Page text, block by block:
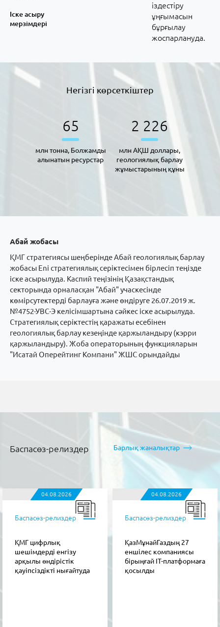
Іске асыру
мерзімдері
іздестіру
ұңғымасын
бұрғылау
жоспарлануда.
Негізгі көрсеткіштер
65
млн тонна, Болжамды
алынатын ресурстар
2 229
млн АҚШ доллары,
геологиялық барлау
жұмыстарының құны
Абай жобасы
ҚМГ стратегиясы шеңберінде Абай геологиялық барлау
жобасы Eni стратегиялық серіктесімен бірлесіп теңізде
іске асырылуда. Каспий теңізінің Қазақстандық
секторында орналасқан "Абай" учаскесінде
көмірсутектерді барлауға және өндіруге 26.07.2019 ж.
№4752-УВС-Э келісімшартына сәйкес іске асырылуда.
Стратегиялық серіктестің қаражаты есебінен
геологиялық барлау кезеңінде қаржыландыру (кэрри
қаржыландыру). Жоба операторының функцияларын
"Исатай Оперейтинг Компани" ЖШС орындайды
Баспасөз-релиздер Барлық жаналықтар
04.08.2026
Баспасөз-релиздер
ҚМГ цифрлық
шешімдерді енгізу
арқылы өндірістік
қауіпсіздікті нығайтуда
04.08.2026
Баспасөз-релиздер
ҚазМұнайГаздың 27
еншілес компаниясы
бірыңғай IT-платформаға
қосылды